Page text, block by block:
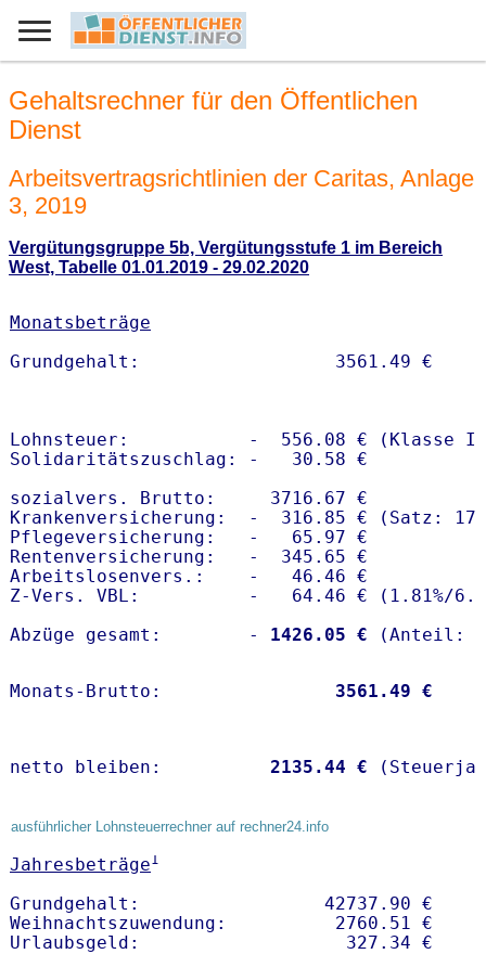
Gehaltsrechner für den Öffentlichen
Dienst
Arbeitsvertragsrichtlinien der Caritas, Anlage
3, 2019
Vergütungsgruppe 5b, Vergütungsstufe 1 im Bereich
West, Tabelle 01.01.2019 - 29.02.2020
Monatsbeträge
Lohnsteuer:           -  556.08 € (Klasse I)
Solidaritätszuschlag: -   30.58 €
sozialvers. Brutto:     3716.67 €
Krankenversicherung:  -  316.85 € (Satz:
Pflegeversicherung:   -   65.97 €
Rentenversicherung:   -  345.65 €
Arbeitslosenvers.:    -   46.46 €
Z-Vers. VBL:          -   64.46 € ( 1.81%/
Abzüge gesamt:        -
1426.05 €
Monats-Brutto: 3561.49 €
netto bleiben: 2135.44 €
ausführlicher Lohnsteuerrechner auf rechner24.info
Jahresbeträge1
Grundgehalt:                 42737.90 €
Weihnachtszuwendung:          2760.51 €